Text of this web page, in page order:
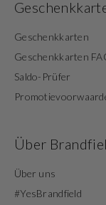
Geschenkkarten
Geschenkkarten
Saldo-Prüfer
Über
Über uns
#YesBrandfield